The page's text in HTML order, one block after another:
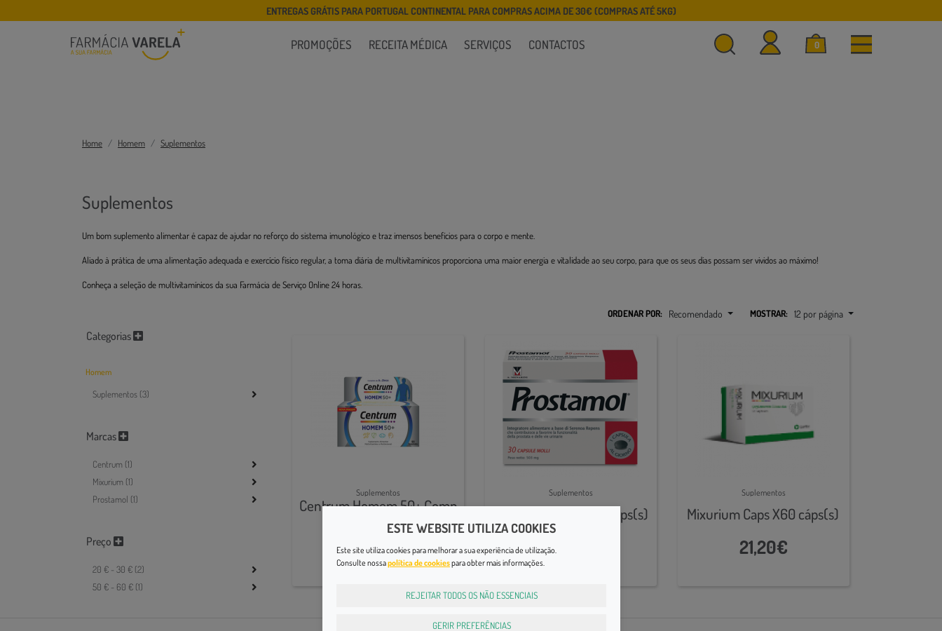
ENTREGAS GRÁTIS PARA PORTUGAL CONTINENTAL PARA COMPRAS ACIMA DE 30€ (COMPRAS ATÉ 5KG)
PROMOÇÕES RECEITA MÉDICA SERVIÇOS CONTACTOS 0
Home Homem Suplementos
Suplementos
Um bom suplemento alimentar é capaz de ajudar no reforço do sistema imunológico e traz imensos benefícios para o corpo e mente.
Aliado à prática de uma alimentação adequada e exercício físico regular, a toma diária de multivitamínicos proporciona uma maior energia e vitalidade ao seu corpo, para que os seus dias possam ser vividos ao máximo!
Conheça a seleção de multivitamínicos da sua Farmácia de Serviço Online 24 horas.
Categorias
Homem
Suplementos (3)
Marcas
Centrum (1)
Mixurium (1)
Prostamol (1)
Preço
20 € - 30 € (2)
50 € - 60 € (1)
ORDENAR POR: Recomendado MOSTRAR: 12 por página
Suplementos
Centrum Homem 50+ Comp
X90
52,99€
Suplementos
Prostamol Caps X30 cáps(s)
20,65€
Suplementos
Mixurium Caps X60 cáps(s)
21,20€
ESTE WEBSITE UTILIZA COOKIES
Este site utiliza cookies para melhorar a sua experiência de utilização.
Consulte nossapolítica de cookiespara obter mais informações.
REJEITAR TODOS OS NÃO ESSENCIAIS
GERIR PREFERÊNCIAS